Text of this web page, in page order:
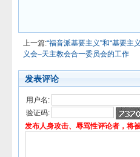
上一篇:“福音派基要主义”和“基要主
义会–天主教会合一委员会的工作
发表评论
用户名:
验证码:
发布人身攻击、辱骂性评论者，将